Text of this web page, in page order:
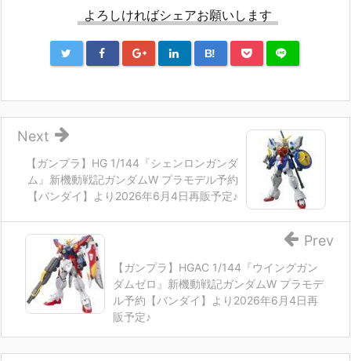
よろしければシェアお願いします
B!
【ガンプラ】HG 1/144『シェンロンガンダ
ム』新機動戦記ガンダムW プラモデル予約
【バンダイ】より2026年6月4日再販予定♪
Next
【ガンプラ】HGAC 1/144『ウイングガン
ダムゼロ』新機動戦記ガンダムW プラモデ
ル予約【バンダイ】より2026年6月4日再
販予定♪
Prev